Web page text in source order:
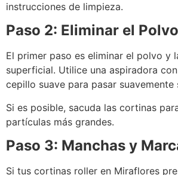
instrucciones de limpieza.
Paso 2: Eliminar el
El primer paso es eliminar el polvo y
superficial. Utilice una aspiradora
cepillo suave para pasar
Si es posible, sacuda las cortinas
partículas más grandes.
Paso 3: Manchas y
Si tus cortinas roller en Miraflores